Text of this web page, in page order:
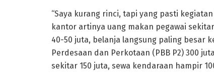
“Saya kurang rinci, tapi yang pasti
kantor artinya uang makan pegawai
40-50 juta, belanja langsung paling besar
Perdesaan dan Perkotaan (PBB P2) 300
sekitar 150 juta, sewa kendaraan hampir